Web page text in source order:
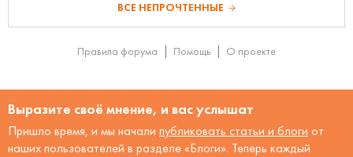
ВСЕ НЕПРОЧТЕННЫЕ
Правила форума Помощь О проекте
Выразите своё мнение, и вас услышат
Пришло время, и мы начали публиковать статьи и блоги от
наших пользователей в разделе «Блоги». Теперь каждый